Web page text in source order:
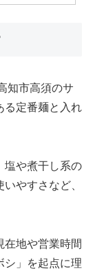
知市高須のサ
る定番麺と入れ
塩や煮干し系の
やすさなど、
在地や営業時間
シ」を起点に理